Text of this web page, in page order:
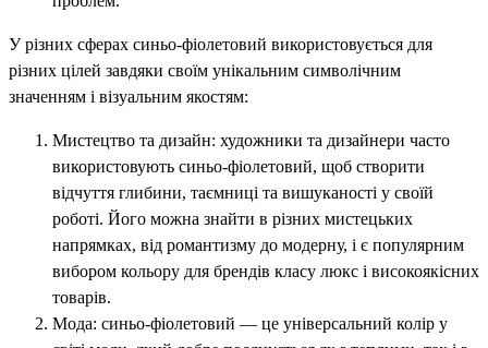
У різних сферах синьо-фіолетовий використовується для
різних цілей завдяки своїм унікальним символічним
значенням і візуальним якостям:
Мистецтво та дизайн: художники та дизайнери часто
використовують синьо-фіолетовий, щоб створити
відчуття глибини, таємниці та вишуканості у своїй
роботі. Його можна знайти в різних мистецьких
напрямках, від романтизму до модерну, і є популярним
вибором кольору для брендів класу люкс і високоякісних
товарів.
Мода: синьо-фіолетовий — це універсальний колір у